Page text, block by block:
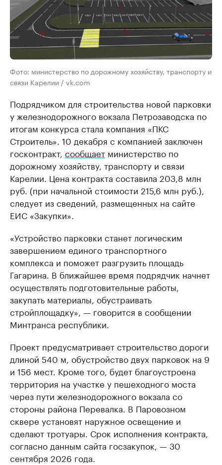
Фото: министерство по дорожному хозяйству, транспорту и
связи Карелии / vk.com
Подрядчиком для строительства новой парковки
у железнодорожного вокзала Петрозаводска по
итогам конкурса стала компания «ПКС
Строитель». 10 декабря с компанией заключен
госконтракт, сообщает министерство по
дорожному хозяйству, транспорту и связи
Карелии. Цена контракта составила 203,8 млн
руб. (при начальной стоимости 215,6 млн руб.),
следует из сведений, размещенных на сайте
ЕИС «Закупки».
«Устройство парковки станет логическим
завершением единого транспортного
комплекса и поможет разгрузить площадь
Гагарина. В ближайшее время подрядчик начнет
осуществлять подготовительные работы,
закупать материалы, обустраивать
стройплощадку», — говорится в сообщении
Минтранса республики.
Проект предусматривает строительство дороги
длиной 540 м, обустройство двух парковок на 9
и 156 мест. Кроме того, будет благоустроена
территория на участке у пешеходного моста
через пути железнодорожного вокзала со
стороны района Перевалка. В Паровозном
сквере установят наружное освещение и
сделают тротуары. Срок исполнения контракта,
согласно данным сайта госзакупок, — 30
сентября 2026 года.